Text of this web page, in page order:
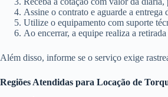
Assine o contrato e aguarde a
Utilize o equipamento com suporte
Ao encerrar, a equipe realiza a
Além disso, informe se o serviço exige
Regiões Atendidas para Locação de